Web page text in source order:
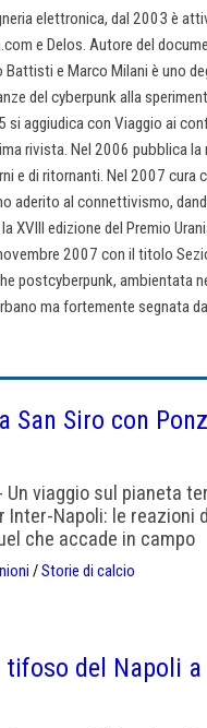
elettronica, dal 2003 è
e Delos. Autore del
e Marco Milani è uno
del cyberpunk alla
si aggiudica con Viaggio ai
rivista. Nel 2006 pubblica la
e di ritornanti. Nel 2007 cura
aderito al connettivismo,
XVIII edizione del Premio
2007 con il titolo
postcyberpunk, ambientata
ma fortemente segnata
San Siro con
Un viaggio sul pianeta
Inter-Napoli: le reazioni
che accade in campo
/Storie di calcio
tifoso del Napoli a